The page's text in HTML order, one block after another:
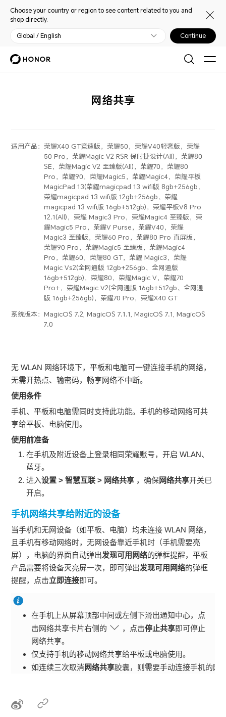
Choose your country or region to see content related to you and
shop directly.
Global / English Continue
网络共享
适用产品： 荣耀X40 GT竞速版，荣耀50，荣耀V40轻奢版，荣耀
50 Pro，荣耀Magic V2 RSR 保时捷设计(All)，荣耀80
SE，荣耀Magic V2 至臻版(All)，荣耀70，荣耀80
Pro，荣耀90，荣耀Magic5，荣耀Magic4，荣耀平板
MagicPad 13(荣耀magicpad 13 wifi版 8gb+256gb、
荣耀magicpad 13 wifi版 12gb+256gb、荣耀
magicpad 13 wifi版 16gb+512gb)，荣耀平板V8 Pro
12.1(All)，荣耀 Magic3 Pro，荣耀Magic4 至臻版，荣
耀Magic5 Pro，荣耀V Purse，荣耀V40，荣耀
Magic3 至臻版，荣耀60 Pro，荣耀80 Pro 直屏版，
荣耀90 Pro，荣耀Magic5 至臻版，荣耀Magic4
Pro，荣耀60，荣耀80 GT，荣耀 Magic3，荣耀
Magic Vs2(全网通版 12gb+256gb、全网通版
16gb+512gb)，荣耀80，荣耀Magic V，荣耀70
Pro+，荣耀Magic V2(全网通版 16gb+512gb、全网通
版 16gb+256gb)，荣耀70 Pro，荣耀X40 GT
系统版本：MagicOS 7.2, MagicOS 7.1.1, MagicOS 7.1, MagicOS
7.0
无WLAN 网络环境下，平板和电脑可一键连接手机的网络，
无需开热点、输密码，畅享网络不中断。
使用条件
手机、平板和电脑需同时支持此功能。手机的移动网络可共
享给平板、电脑使用。
使用前准备
在手机及附近设备上登录相同荣耀账号，开启WLAN、
蓝牙。
进入设置 >智慧互联 > 网络共享 ，确保网络共享开关已
开启。
手机网络共享给附近的设备
当手机和无网设备（如平板、电脑）均未连接WLAN 网络，
且手机有移动网络时，无网设备靠近手机时（手机需要亮
屏），电脑的界面自动弹出发现可用网络的弹框提醒，平板
产品需要将设备灭亮屏一次，即可弹出发现可用网络的弹框
提醒，点击立即连接即可。
在手机上从屏幕顶部中间或左侧下滑出通知中心，点
击网络共享卡片右侧的
，点击停止共享即可停止
网络共享。
仅支持手机的移动网络共享给平板或电脑使用。
如连续三次取消 网络共享胶囊，则需要手动连接手机的网